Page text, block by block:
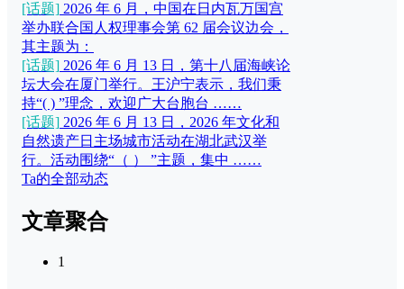
[话题] 2026 年 6 月，中国在日内瓦万国宫
举办联合国人权理事会第 62 届会议边会，
其主题为：
[话题] 2026 年 6 月 13 日，第十八届海峡论
坛大会在厦门举行。王沪宁表示，我们秉
持“( ) ”理念，欢迎广大台胞台 ……
[话题] 2026 年 6 月 13 日，2026 年文化和
自然遗产日主场城市活动在湖北武汉举
行。活动围绕“（ ） ”主题，集中 ……
Ta的全部动态
文章聚合
1